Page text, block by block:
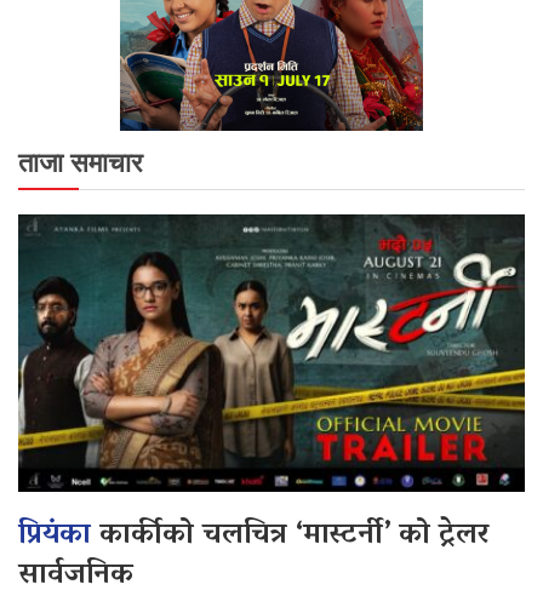
ताजा समाचार
प्रियंकाकार्कीको चलचित्र ‘मास्टर्नी’ को ट्रेलर
सार्वजनिक